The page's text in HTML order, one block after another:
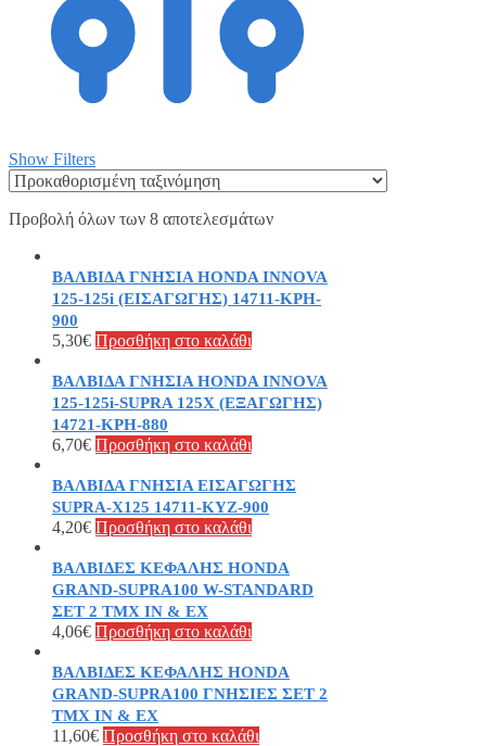
Show Filters
Προβολή όλων των 8 αποτελεσμάτων
ΒΑΛΒΙΔΑ ΓΝΗΣΙΑ HONDA INNOVA
125-125i (ΕΙΣΑΓΩΓΗΣ) 14711-KPH-
900
5,30€ Προσθήκη στο καλάθι
ΒΑΛΒΙΔΑ ΓΝΗΣΙΑ HONDA INNOVA
125-125i-SUPRA 125X (ΕΞΑΓΩΓΗΣ)
14721-KPH-880
6,70€ Προσθήκη στο καλάθι
ΒΑΛΒΙΔΑ ΓΝΗΣΙΑ ΕΙΣΑΓΩΓΗΣ
SUPRA-X125 14711-KYZ-900
4,20€ Προσθήκη στο καλάθι
ΒΑΛΒΙΔΕΣ ΚΕΦΑΛΗΣ HONDA
GRAND-SUPRA100 W-STANDARD
ΣΕΤ 2 ΤΜΧ IN & EX
4,06€ Προσθήκη στο καλάθι
ΒΑΛΒΙΔΕΣ ΚΕΦΑΛΗΣ HONDA
GRAND-SUPRA100 ΓΝΗΣΙΕΣ ΣΕΤ 2
ΤΜΧ IN & EX
11,60€ Προσθήκη στο καλάθι